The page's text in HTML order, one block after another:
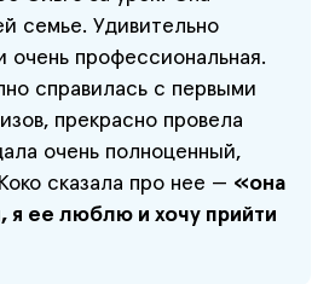
семье. Удивительно
очень профессиональная.
справилась с первыми
прекрасно провела
очень полноценный,
сказала про нее — «она
я ее люблю и хочу прийти